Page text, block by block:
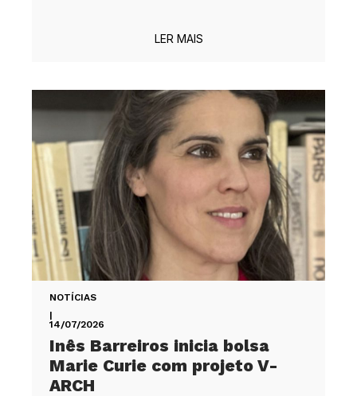
LER MAIS
NOTÍCIAS
|
14/07/2026
Inês Barreiros inicia bolsa
Marie Curie com projeto V-
ARCH